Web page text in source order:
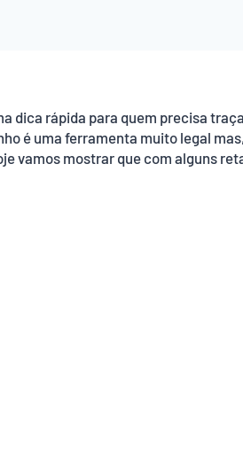
dica rápida para quem precisa
é uma ferramenta muito legal
vamos mostrar que com alguns